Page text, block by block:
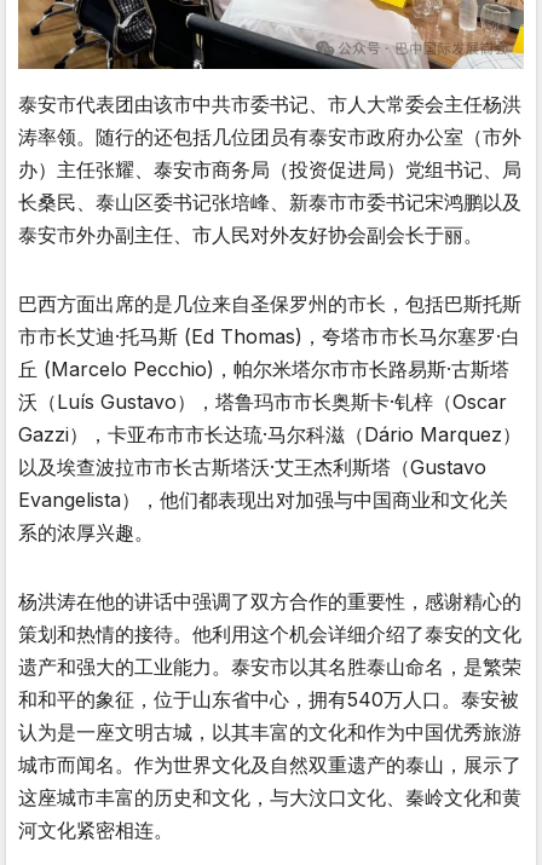
泰安市代表团由该市中共市委书记、市人大常委会主任杨洪
涛率领。随行的还包括几位团员有泰安市政府办公室（市外
办）主任张耀、泰安市商务局（投资促进局）党组书记、局
长桑民、泰山区委书记张培峰、新泰市市委书记宋鸿鹏以及
泰安市外办副主任、市人民对外友好协会副会长于丽。
巴西方面出席的是几位来自圣保罗州的市长，包括巴斯托斯
市市长艾迪·托马斯 (Ed Thomas)，夸塔市市长马尔塞罗·白
丘 (Marcelo Pecchio)，帕尔米塔尔市市长路易斯·古斯塔
沃（Luís Gustavo），塔鲁玛市市长奥斯卡·钆梓（Oscar
Gazzi），卡亚布市市长达琉·马尔科滋（Dário Marquez）
以及埃查波拉市市长古斯塔沃·艾王杰利斯塔（Gustavo
Evangelista），他们都表现出对加强与中国商业和文化关
系的浓厚兴趣。
杨洪涛在他的讲话中强调了双方合作的重要性，感谢精心的
策划和热情的接待。他利用这个机会详细介绍了泰安的文化
遗产和强大的工业能力。泰安市以其名胜泰山命名，是繁荣
和和平的象征，位于山东省中心，拥有540万人口。泰安被
认为是一座文明古城，以其丰富的文化和作为中国优秀旅游
城市而闻名。作为世界文化及自然双重遗产的泰山，展示了
这座城市丰富的历史和文化，与大汶口文化、秦岭文化和黄
河文化紧密相连。